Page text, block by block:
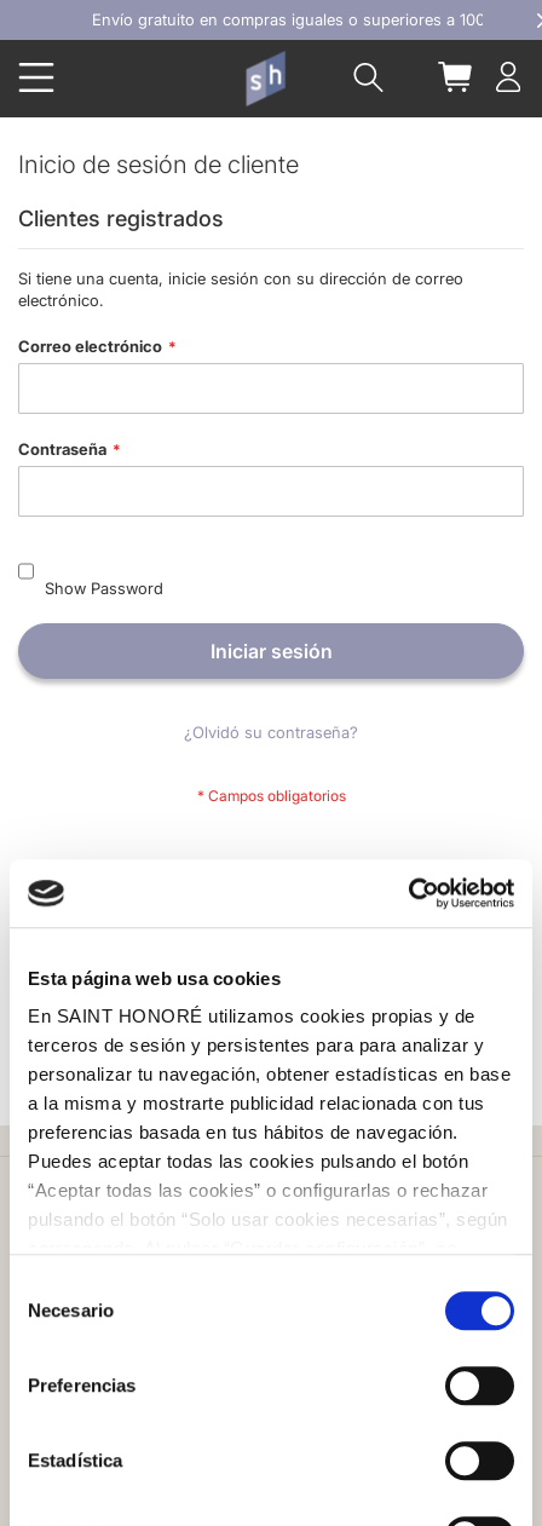
Esta página web usa cookies
En SAINT HONORÉ utilizamos cookies propias y de
terceros de sesión y persistentes para para analizar y
personalizar tu navegación, obtener estadísticas en base
a la misma y mostrarte publicidad relacionada con tus
preferencias basada en tus hábitos de navegación.
Puedes aceptar todas las cookies pulsando el botón
“Aceptar todas las cookies” o configurarlas o rechazar
pulsando el botón “Solo usar cookies necesarias”, según
no has seleccionado ninguna opción, pulsar este botón
equivaldrá a rechazar todas las cookies. Si deseas
obtener más información consulta nuestra Política de
Cookiesaquí
Necesario
Preferencias
Estadística
Ir
al
contenido
Envío gratuito en compras iguales o superiores a 100€
Buscar Mi
Inicio de sesión de cliente
Clientes registrados
Si tiene una cuenta, inicie sesión con su dirección de correo
electrónico.
Correo electrónico
Contraseña
Show Password
Iniciar sesión
¿Olvidó su contraseña?
Crear una cuenta tiene muchos beneficios: Pago más rápido,
más.
Crear una cuenta